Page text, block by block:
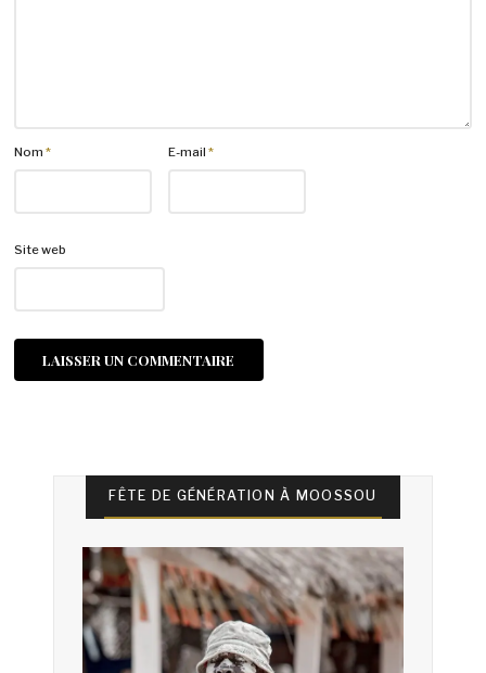
Nom* E-mail*
Site web
FÊTE DE GÉNÉRATION À MOOSSOU